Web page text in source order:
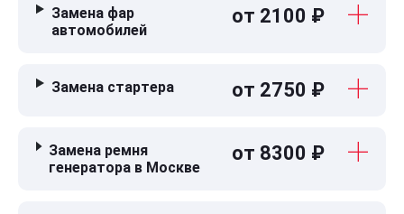
Замена фар
автомобилей
от 2100 ₽
Замена стартера от 2750 ₽
Замена ремня
генератора в Москве
от 8300 ₽